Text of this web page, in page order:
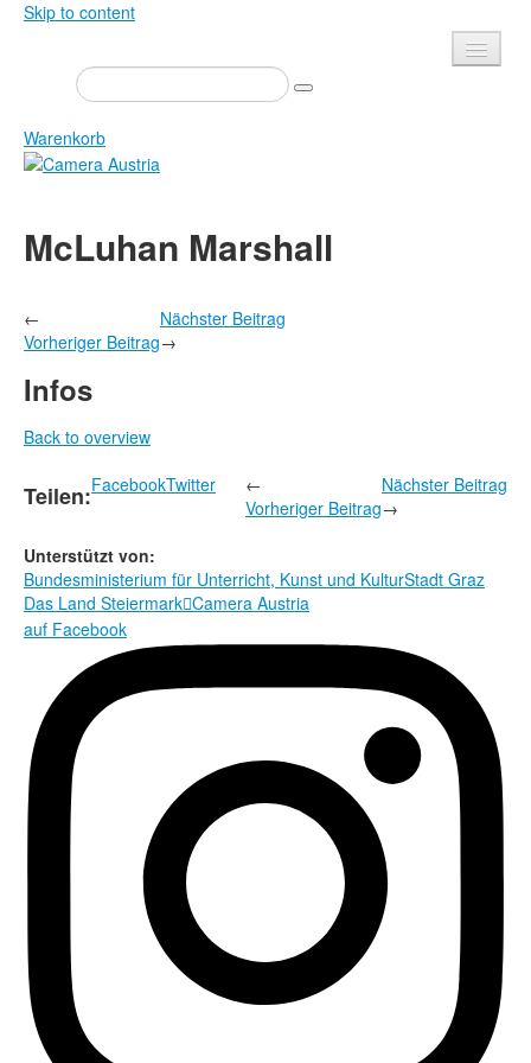
Skip to content
Presse
Veranstaltungen
Newsletter
Über uns
Shop
Warenkorb
Zeitschrift
Bücher
Camera Austria Preis
Fotoarchiv Pierre Bourdieu
McLuhan Marshall
←
Vorheriger Beitrag
Nächster Beitrag
→
Infos
Back to overview
Teilen:FacebookTwitter
←
Vorheriger Beitrag
Nächster Beitrag
→
Unterstützt von:
Bundesministerium für Unterricht, Kunst und KulturStadt Graz
Das Land SteiermarkCamera Austria
auf Facebook